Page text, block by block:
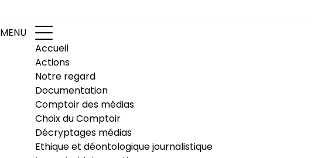
MENU
Accueil
Actions
Notre regard
Documentation
Comptoir des médias
Choix du Comptoir
Décryptages médias
Ethique et déontologique journalistique